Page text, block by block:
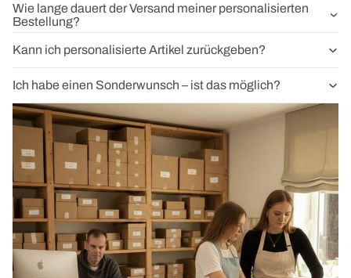
Wie lange dauert der Versand meiner personalisierten
Bestellung?
Kann ich personalisierte Artikel zurückgeben?
Ich habe einen Sonderwunsch – ist das möglich?